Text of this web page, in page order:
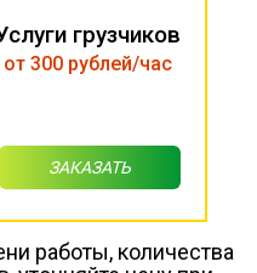
грузчиков
от 300 рублей/час
ЗАКАЗАТЬ
работы, количества